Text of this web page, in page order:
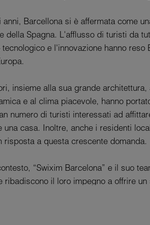
anni, Barcellona si è affermata come
della Spagna. L'afflusso di turisti da
e l'innovazione hanno reso
insieme alla sua grande
e al clima piacevole, hanno
numero di turisti interessati ad
una casa. Inoltre, anche i residenti
risposta a questa crescente domanda.
“Swixim Barcelona” e il suo
ribadiscono il loro impegno a offrire